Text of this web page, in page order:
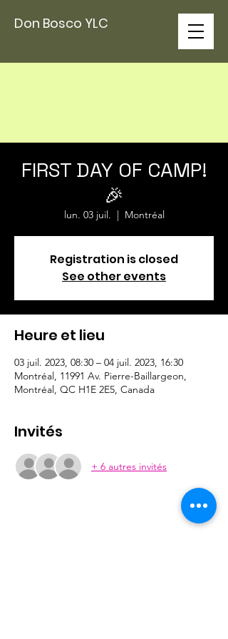
Don Bosco YLC
FIRST DAY OF CAMP!
🎉
lun. 03 juil.
  |
Montréal
Registration is closed
See other events
Heure et lieu
03 juil. 2023, 08:30 – 04 juil. 2023, 16:30
Montréal, 11991 Av. Pierre-Baillargeon,
Montréal, QC H1E 2E5, Canada
Invités
+ 6 autres invités